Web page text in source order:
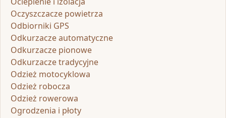
Oczyszczacze powietrza
Odbiorniki GPS
Odkurzacze automatyczne
Odkurzacze pionowe
Odkurzacze tradycyjne
Odzież motocyklowa
Odzież robocza
Odzież rowerowa
Ogrodzenia i płoty